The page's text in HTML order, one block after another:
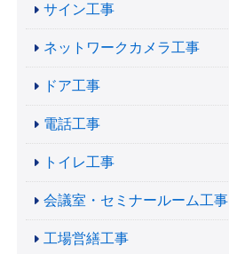
サイン工事
ネットワークカメラ工事
ドア工事
電話工事
トイレ工事
会議室・セミナールーム工事
工場営繕工事